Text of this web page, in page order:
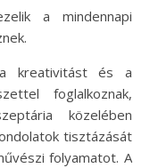
a mindennapi
kreativitást és a
foglalkoznak,
közelében
tisztázását
folyamatot. A